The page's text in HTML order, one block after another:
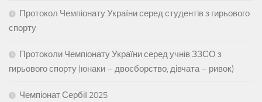
Протокол Чемпіонату України серед студентів з гирьового
спорту
Протоколи Чемпіонату України серед учнів ЗЗСО з
гирьового спорту (юнаки – двоєборство, дівчата – ривок)
Чемпіонат Сербії 2025